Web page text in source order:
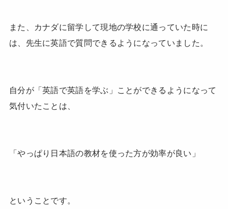
また、カナダに留学して現地の学校に通っていた時に
は、先生に英語で質問できるようになっていました。
自分が「英語で英語を学ぶ」ことができるようになって
気付いたことは、
「やっぱり日本語の教材を使った方が効率が良い」
ということです。